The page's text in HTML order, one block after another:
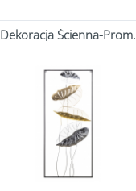
Dekoracja Ścienna-Prom.